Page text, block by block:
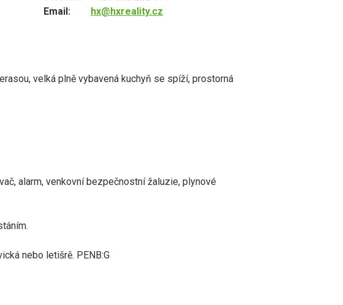
Email:
hx@hxreality.cz
velká plně vybavená kuchyň se spíží, prostorná
alarm, venkovní bezpečnostní žaluzie, plynové
nebo letišrě. PENB:G